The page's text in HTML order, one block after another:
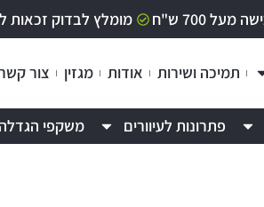
700 ש"ח מומלץ לבדוק זכאות
תמיכה ושירות אודות מגזין צור
פתרונות לעיוורים משקפי